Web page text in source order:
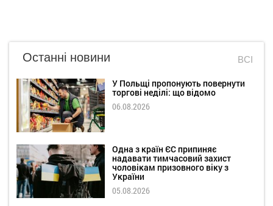
Останні новини ВСІ
У Польщі пропонують повернути
торгові неділі: що відомо
06.08.2026
Одна з країн ЄС припиняє
надавати тимчасовий захист
чоловікам призовного віку з
України
05.08.2026